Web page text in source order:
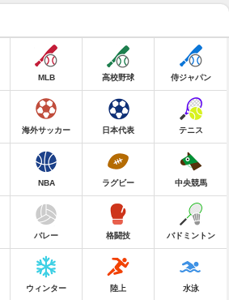
MLB 高校野球 侍ジャパン
海外サッカー 日本代表 テニス
NBA ラグビー 中央競馬
バレー 格闘技 バドミントン
ウィンター 陸上 水泳